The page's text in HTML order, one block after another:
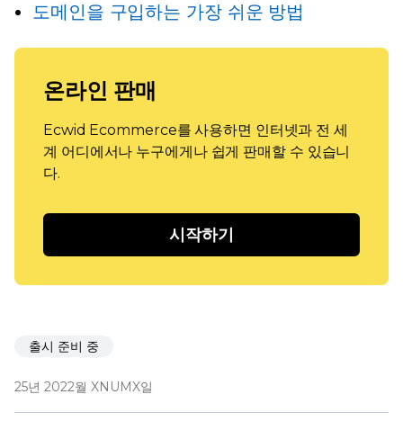
도메인을 구입하는 가장 쉬운 방법
온라인 판매
Ecwid Ecommerce를 사용하면 인터넷과 전 세
계 어디에서나 누구에게나 쉽게 판매할 수 있습니
다.
시작하기
출시 준비 중
25년 2022월 XNUMX일